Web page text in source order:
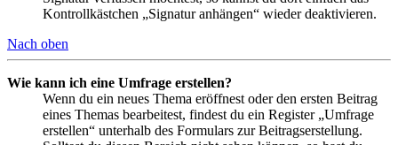
Kontrollkästchen „Signatur anhängen“ wieder deaktivieren.
Nach oben
Wie kann ich eine Umfrage erstellen?
Wenn du ein neues Thema eröffnest oder den ersten Beitrag
eines Themas bearbeitest, findest du ein Register „Umfrage
erstellen“ unterhalb des Formulars zur Beitragserstellung.